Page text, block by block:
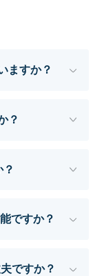
ますか？
？
ですか？
ですか？